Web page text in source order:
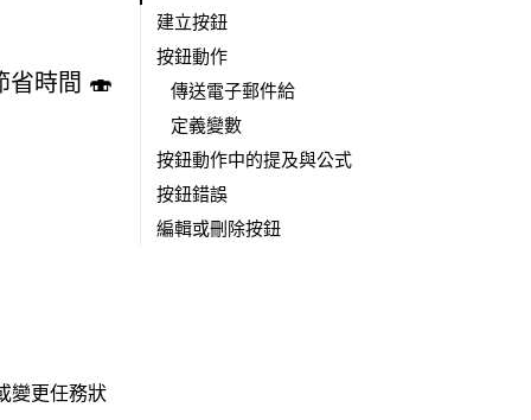
省時間 🍣
變更任務狀
建立按鈕
按鈕動作
傳送電子郵件給
定義變數
按鈕動作中的提及與公式
按鈕錯誤
編輯或刪除按鈕